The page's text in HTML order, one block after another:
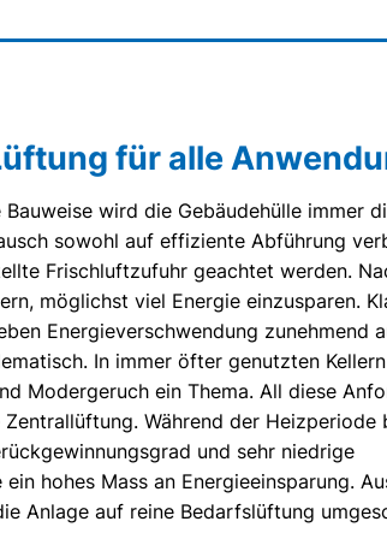
für alle
wird die Gebäudehülle immer
sowohl auf effiziente Abführung
Frischluftzufuhr geachtet werden.
möglichst viel Energie einzusparen.
Energieverschwendung zunehmend
In immer öfter genutzten
Modergeruch ein Thema. All diese
Während der Heizperiode
und sehr niedrige
ein hohes Mass an Energieeinsparung.
Anlage auf reine Bedarfslüftung